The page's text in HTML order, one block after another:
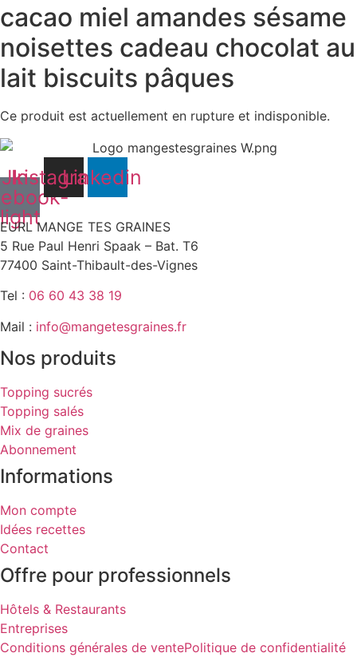
cacao miel amandes sésame
noisettes cadeau chocolat au
lait biscuits pâques
Ce produit est actuellement en rupture et indisponible.
Jki-
light
Instagram
Linkedin
EURL MANGE TES GRAINES
5 Rue Paul Henri Spaak – Bat. T6
77400 Saint-Thibault-des-Vignes
Tel : 06 60 43 38 19
Mail : info@mangetesgraines.fr
Nos produits
Topping sucrés
Topping salés
Mix de graines
Abonnement
Informations
Mon compte
Idées recettes
Contact
Offre pour professionnels
Hôtels & Restaurants
Entreprises
Conditions générales de ventePolitique de confidentialité